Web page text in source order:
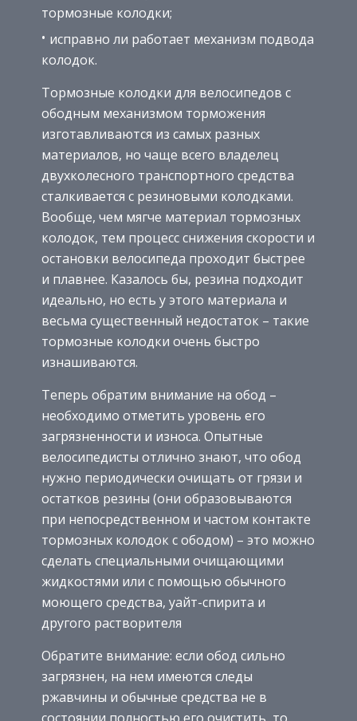
тормозные колодки;
исправно ли работает механизм подвода
колодок.
Тормозные колодки для велосипедов с
ободным механизмом торможения
изготавливаются из самых разных
материалов, но чаще всего владелец
двухколесного транспортного средства
сталкивается с резиновыми колодками.
Вообще, чем мягче материал тормозных
колодок, тем процесс снижения скорости и
остановки велосипеда проходит быстрее
и плавнее. Казалось бы, резина подходит
идеально, но есть у этого материала и
весьма существенный недостаток – такие
тормозные колодки очень быстро
изнашиваются.
Теперь обратим внимание на обод –
необходимо отметить уровень его
загрязненности и износа. Опытные
велосипедисты отлично знают, что обод
нужно периодически очищать от грязи и
остатков резины (они образовываются
при непосредственном и частом контакте
тормозных колодок с ободом) – это можно
сделать специальными очищающими
жидкостями или с помощью обычного
моющего средства, уайт-спирита и
другого растворителя
Обратите внимание: если обод сильно
загрязнен, на нем имеются следы
ржавчины и обычные средства не в